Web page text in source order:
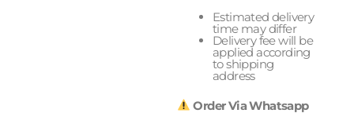
Estimated delivery
time may differ
Delivery fee will be
applied according
to shipping
address
Order Via Whatsapp